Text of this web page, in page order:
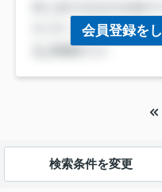
会員登録を
検索条件を変更